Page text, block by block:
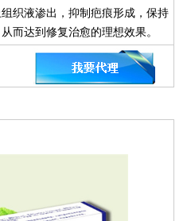
织液渗出，抑制疤痕形成，保持
而达到修复治愈的理想效果。